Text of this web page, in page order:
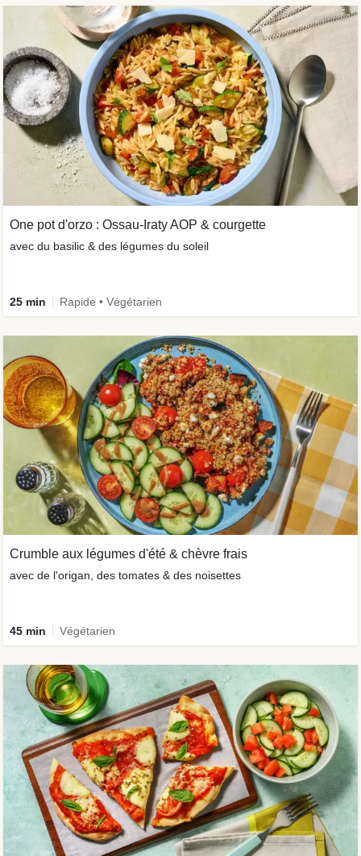
One pot d'orzo : Ossau-Iraty AOP & courgette
avec du basilic & des légumes du soleil
25 min Rapide • Végétarien
Crumble aux légumes d'été & chèvre frais
avec de l'origan, des tomates & des noisettes
45 min Végétarien